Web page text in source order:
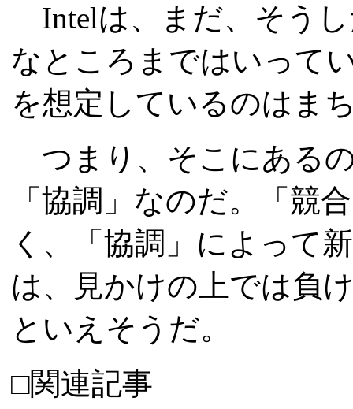
Intelは、まだ、そう
なところまではいって
を想定しているのはま
つまり、そこにある
「協調」なのだ。「競
く、「協調」によって
は、見かけの上では負
といえそうだ。
□関連記事